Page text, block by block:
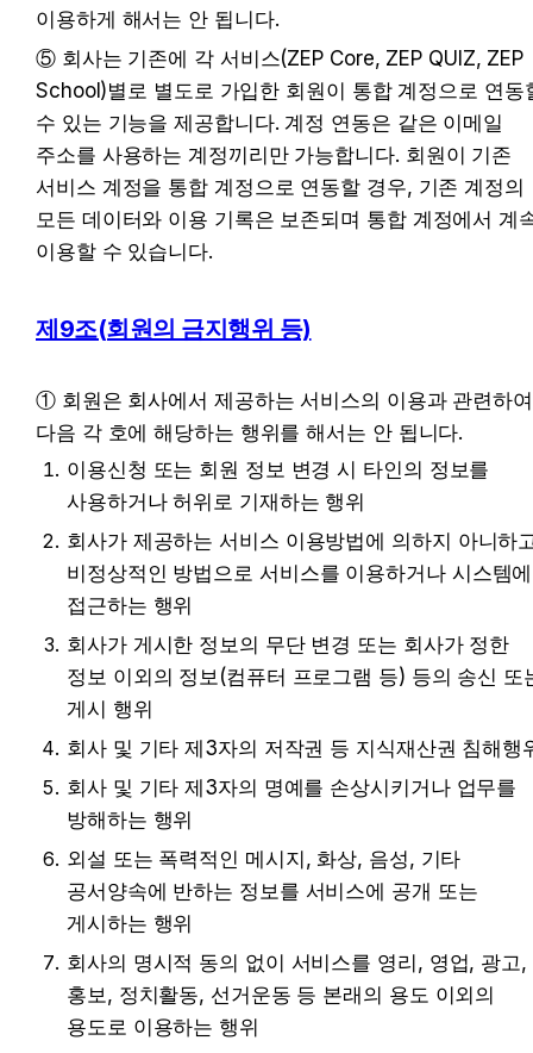
이용하게 해서는 안 됩니다.
⑤ 회사는 기존에 각 서비스(ZEP Core, ZEP QUIZ, ZEP
School)별로 별도로 가입한 회원이 통합 계정으로 연동
수 있는 기능을 제공합니다. 계정 연동은 같은 이메일
주소를 사용하는 계정끼리만 가능합니다. 회원이 기존
서비스 계정을 통합 계정으로 연동할 경우, 기존 계정의
모든 데이터와 이용 기록은 보존되며 통합 계정에서 계
이용할 수 있습니다.
제9조(회원의 금지행위 등)
① 회원은 회사에서 제공하는 서비스의 이용과 관련하여
다음 각 호에 해당하는 행위를 해서는 안 됩니다.
이용신청 또는 회원 정보 변경 시 타인의 정보를
사용하거나 허위로 기재하는 행위
회사가 제공하는 서비스 이용방법에 의하지 아니하
비정상적인 방법으로 서비스를 이용하거나 시스템에
접근하는 행위
회사가 게시한 정보의 무단 변경 또는 회사가 정한
정보 이외의 정보(컴퓨터 프로그램 등) 등의 송신 또
게시 행위
회사 및 기타 제3자의 저작권 등 지식재산권 침해행
회사 및 기타 제3자의 명예를 손상시키거나 업무를
방해하는 행위
외설 또는 폭력적인 메시지, 화상, 음성, 기타
공서양속에 반하는 정보를 서비스에 공개 또는
게시하는 행위
회사의 명시적 동의 없이 서비스를 영리, 영업, 광고,
홍보, 정치활동, 선거운동 등 본래의 용도 이외의
용도로 이용하는 행위